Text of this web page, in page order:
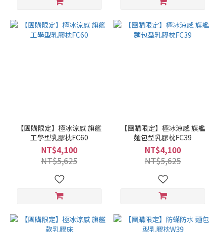
【團購限定】極冰涼感 旗艦
工學型乳膠枕FC60
NT$4,100
NT$5,625
【團購限定】極冰涼感 旗艦
麵包型乳膠枕FC39
NT$4,100
NT$5,625